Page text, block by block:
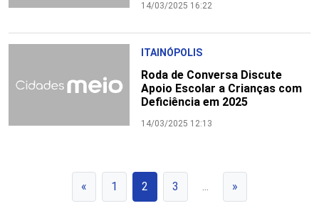
14/03/2025 16:22
ITAINÓPOLIS
Roda de Conversa Discute
Apoio Escolar a Crianças com
Deficiência em 2025
14/03/2025 12:13
« 1 2 3 ... »